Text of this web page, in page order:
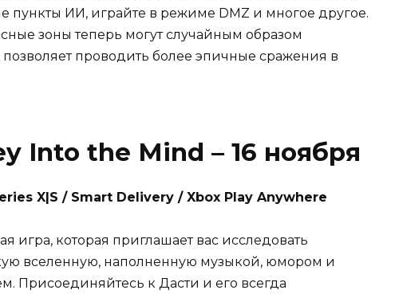
пункты ИИ, играйте в режиме DMZ и многое другое.
зоны теперь могут случайным образом
позволяет проводить более эпичные сражения в
Into the Mind – 16 ноября
X|S / Smart Delivery / Xbox Play Anywhere
игра, которая приглашает вас исследовать
вселенную, наполненную музыкой, юмором и
Присоединяйтесь к Дасти и его всегда